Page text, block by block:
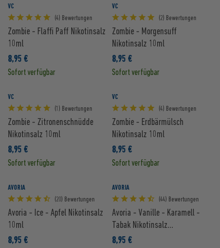
VC
(4) Bewertungen
Zombie - Flaffi Paff Nikotinsalz
10ml
8,95 €
Sofort verfügbar
VC
(2) Bewertungen
Zombie - Morgensuff
Nikotinsalz 10ml
8,95 €
Sofort verfügbar
VC
(1) Bewertungen
Zombie - Zitronenschnüdde
Nikotinsalz 10ml
8,95 €
Sofort verfügbar
VC
(4) Bewertungen
Zombie - Erdbärmülsch
Nikotinsalz 10ml
8,95 €
Sofort verfügbar
AVORIA
(20) Bewertungen
Avoria - Ice - Apfel Nikotinsalz
10ml
8,95 €
AVORIA
(44) Bewertungen
Avoria - Vanille - Karamell -
Tabak Nikotinsalz...
8,95 €